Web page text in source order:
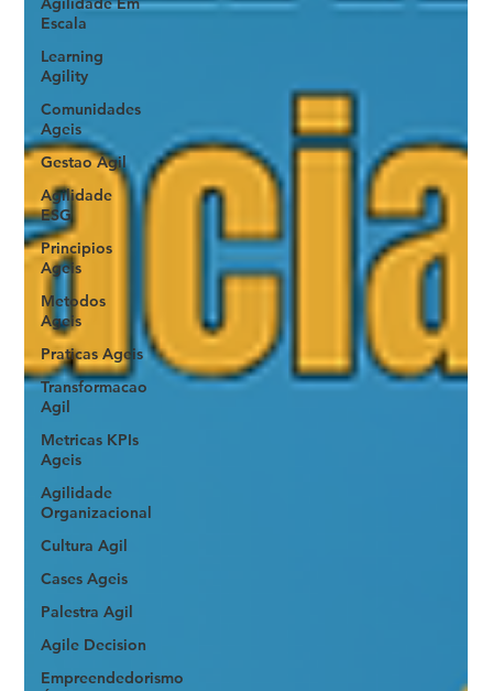
Escala
Learning
Agility
Comunidades
Ageis
Gestao Agil
Agilidade
ESG
Principios
Ageis
Metodos
Ageis
Praticas Ageis
Transformacao
Agil
Metricas KPIs
Ageis
Agilidade
Organizacional
Cultura Agil
Cases Ageis
Palestra Agil
Agile Decision
Empreendedorismo